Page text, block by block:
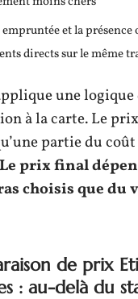
et la présence
directs sur le même
une logique
à la carte. Le prix
partie du
Le prix final
choisis que du
de prix
: au-delà du